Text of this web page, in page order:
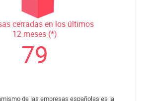
cerradas en los últimos
12 meses (*)
79
de las empresas españolas es la